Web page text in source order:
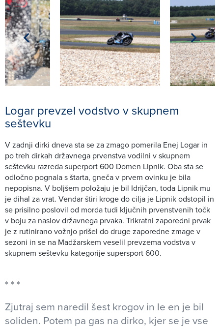
Logar prevzel vodstvo v skupnem
seštevku
V zadnji dirki dneva sta se za zmago pomerila Enej Logar in
po treh dirkah državnega prvenstva vodilni v skupnem
seštevku razreda superport 600 Domen Lipnik. Oba sta se
odločno pognala s štarta, gneča v prvem ovinku je bila
nepopisna. V boljšem položaju je bil Idrijčan, toda Lipnik mu
je dihal za vrat. Vendar štiri kroge do cilja je Lipnik odstopil in
se prisilno poslovil od morda tudi ključnih prvenstvenih točk
v boju za naslov državnega prvaka. Trikratni zaporedni prvak
je z rutinirano vožnjo prišel do druge zaporedne zmage v
sezoni in se na Madžarskem veselil prevzema vodstva v
skupnem seštevku kategorije supersport 600.
Zjutraj sem naredil šest krogov in le en je bil
soliden. Potem pa gas na dirko, kjer se je vse